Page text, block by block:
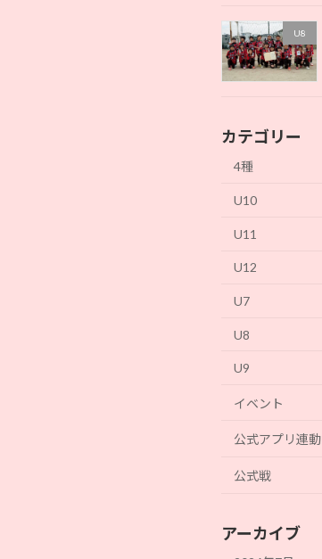
U8
カテゴリー
4種
U10
U11
U12
U7
U8
U9
イベント
公式アプリ連動
公式戦
アーカイブ